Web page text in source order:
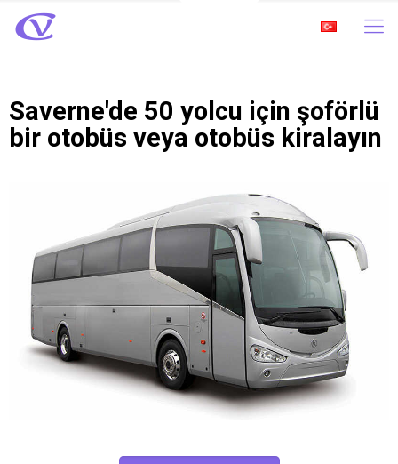
Saverne'de 50 yolcu için şoförlü
bir otobüs veya otobüs kiralayın